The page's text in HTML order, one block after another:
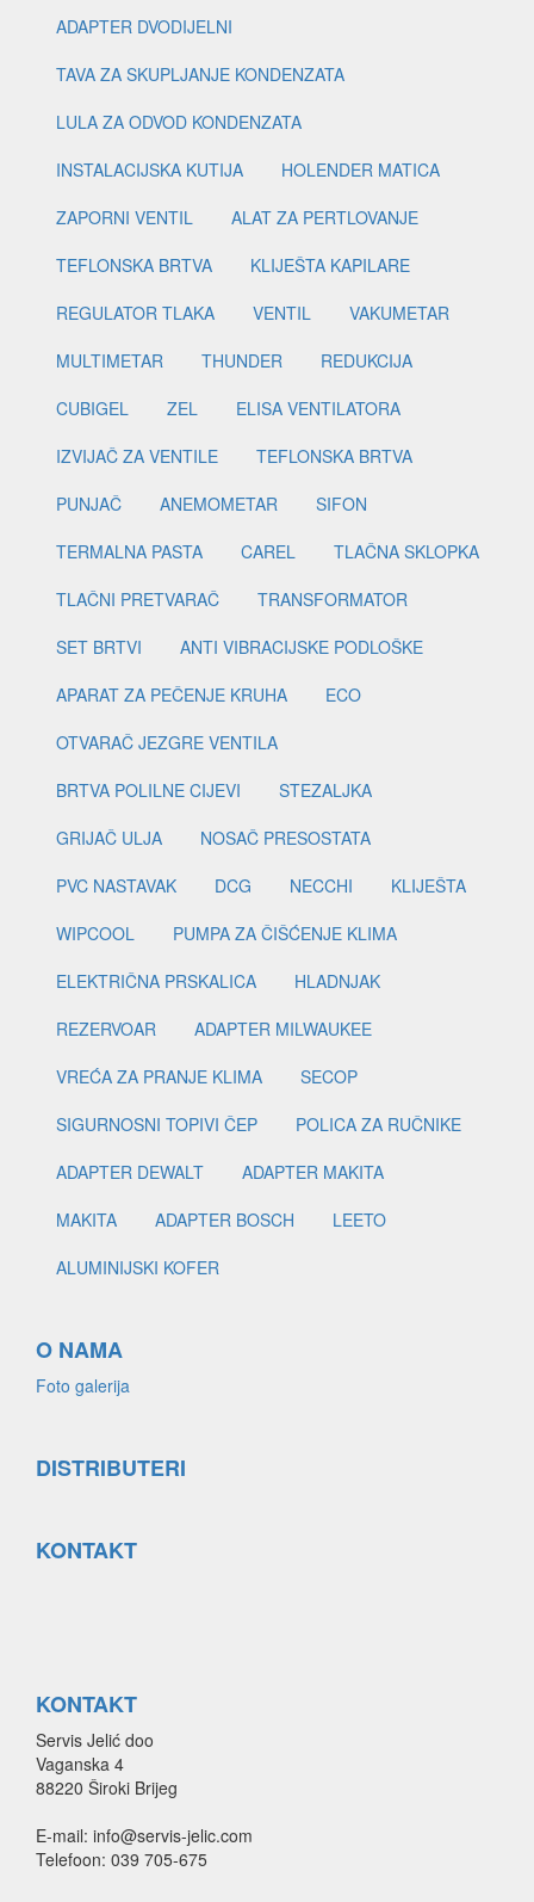
ADAPTER DVODIJELNI
TAVA ZA SKUPLJANJE KONDENZATA
LULA ZA ODVOD KONDENZATA
INSTALACIJSKA KUTIJA
HOLENDER MATICA
ZAPORNI VENTIL
ALAT ZA PERTLOVANJE
TEFLONSKA BRTVA
KLIJEŠTA KAPILARE
REGULATOR TLAKA
VENTIL
VAKUMETAR
MULTIMETAR
THUNDER
REDUKCIJA
CUBIGEL
ZEL
ELISA VENTILATORA
IZVIJAČ ZA VENTILE
TEFLONSKA BRTVA
PUNJAČ
ANEMOMETAR
SIFON
TERMALNA PASTA
CAREL
TLAČNA SKLOPKA
TLAČNI PRETVARAČ
TRANSFORMATOR
SET BRTVI
ANTI VIBRACIJSKE PODLOŠKE
APARAT ZA PEČENJE KRUHA
ECO
OTVARAČ JEZGRE VENTILA
BRTVA POLILNE CIJEVI
STEZALJKA
GRIJAČ ULJA
NOSAČ PRESOSTATA
PVC NASTAVAK
DCG NECCHI
KLIJEŠTA
WIPCOOL
PUMPA ZA ČIŠĆENJE KLIMA
ELEKTRIČNA PRSKALICA
HLADNJAK
REZERVOAR
ADAPTER MILWAUKEE
VREĆA ZA PRANJE KLIMA
SECOP
SIGURNOSNI TOPIVI ČEP
POLICA ZA RUČNIKE
ADAPTER DEWALT
ADAPTER MAKITA
MAKITA
ADAPTER BOSCH
LEETO
ALUMINIJSKI KOFER
O NAMA
Foto galerija
DISTRIBUTERI
KONTAKT
KONTAKT
Servis Jelić doo
Vaganska 4
88220 Široki Brijeg
E-mail: info@servis-jelic.com
Telefoon: 039 705-675